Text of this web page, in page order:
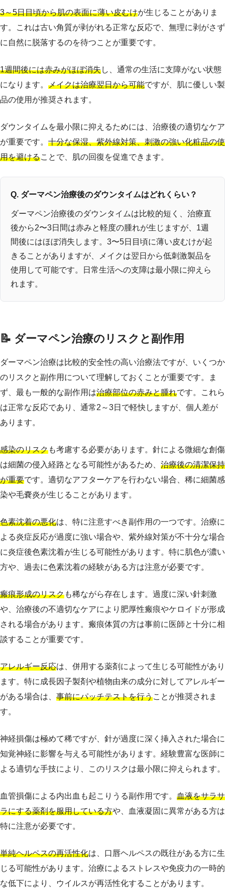
3～5日目頃から肌の表面に薄い皮むけが生じることがありま
す。これは古い角質が剥がれる正常な反応で、無理に剥がさず
に自然に脱落するのを待つことが重要です。
1週間後には赤みがほぼ消失し、通常の生活に支障がない状態
になります。 メイクは治療翌日から可能ですが、肌に優しい製
品の使用が推奨されます。
ダウンタイムを最小限に抑えるためには、治療後の適切なケア
が重要です。 十分な保湿、紫外線対策、刺激の強い化粧品の使
用を避けることで、肌の回復を促進できます。
Q. ダーマペン治療後のダウンタイムはどれくらい？
ダーマペン治療後のダウンタイムは比較的短く、治療直
後から2〜3日間は赤みと軽度の腫れが生じますが、1週
間後にはほぼ消失します。3〜5日目頃に薄い皮むけが起
きることがありますが、メイクは翌日から低刺激製品を
使用して可能です。日常生活への支障は最小限に抑えら
れます。
📝 ダーマペン治療のリスクと副作用
ダーマペン治療は比較的安全性の高い治療法ですが、いくつか
のリスクと副作用について理解しておくことが重要です。ま
ず、最も一般的な副作用は治療部位の赤みと腫れです。これら
は正常な反応であり、通常2～3日で軽快しますが、個人差が
あります。
感染のリスクも考慮する必要があります。針による微細な創傷
は細菌の侵入経路となる可能性があるため、 治療後の清潔保持
が重要です。適切なアフターケアを行わない場合、稀に細菌感
染や毛嚢炎が生じることがあります。
色素沈着の悪化は、特に注意すべき副作用の一つです。治療に
よる炎症反応が過度に強い場合や、紫外線対策が不十分な場合
に炎症後色素沈着が生じる可能性があります。特に肌色が濃い
方や、過去に色素沈着の経験がある方は注意が必要です。
瘢痕形成のリスクも稀ながら存在します。過度に深い針刺激
や、治療後の不適切なケアにより肥厚性瘢痕やケロイドが形成
される場合があります。瘢痕体質の方は事前に医師と十分に相
談することが重要です。
アレルギー反応は、併用する薬剤によって生じる可能性があり
ます。特に成長因子製剤や植物由来の成分に対してアレルギー
がある場合は、 事前にパッチテストを行うことが推奨されま
す。
神経損傷は極めて稀ですが、針が過度に深く挿入された場合に
知覚神経に影響を与える可能性があります。経験豊富な医師に
よる適切な手技により、このリスクは最小限に抑えられます。
血管損傷による内出血も起こりうる副作用です。 血液をサラサ
ラにする薬剤を服用している方や、血液凝固に異常がある方は
特に注意が必要です。
単純ヘルペスの再活性化は、口唇ヘルペスの既往がある方に生
じる可能性があります。治療によるストレスや免疫力の一時的
な低下により、ウイルスが再活性化することがあります。